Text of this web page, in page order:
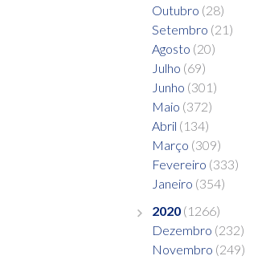
Outubro (28)
Setembro (21)
Agosto (20)
Julho (69)
Junho (301)
Maio (372)
Abril (134)
Março (309)
Fevereiro (333)
Janeiro (354)
2020 (1266)
Dezembro (232)
Novembro (249)